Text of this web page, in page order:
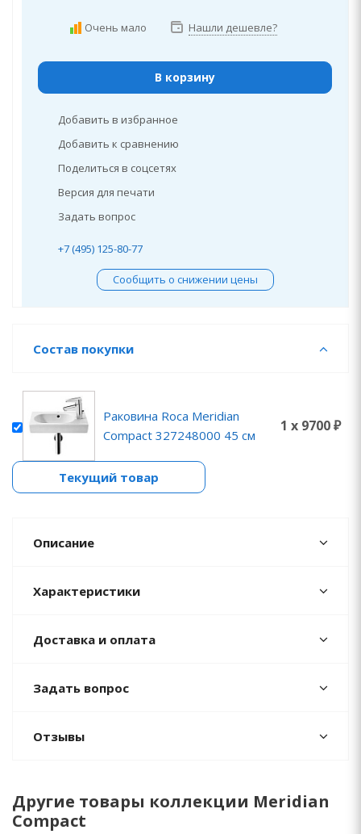
Очень мало Нашли дешевле?
В корзину
Добавить в избранное
Добавить к сравнению
Поделиться в соцсетях
Версия для печати
Задать вопрос
+7 (495) 125-80-77
Сообщить о снижении цены
Состав покупки
Раковина Roca Meridian
Compact 327248000 45 см
1 x 9700 ₽
Текущий товар
Описание
Характеристики
Доставка и оплата
Задать вопрос
Отзывы
Другие товары коллекции Meridian
Compact